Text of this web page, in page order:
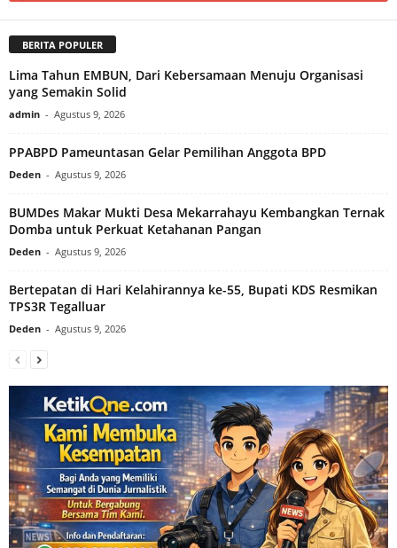
BERITA POPULER
Lima Tahun EMBUN, Dari Kebersamaan Menuju Organisasi
yang Semakin Solid
admin - Agustus 9, 2026
PPABPD Pameuntasan Gelar Pemilihan Anggota BPD
Deden - Agustus 9, 2026
BUMDes Makar Mukti Desa Mekarrahayu Kembangkan Ternak
Domba untuk Perkuat Ketahanan Pangan
Deden - Agustus 9, 2026
Bertepatan di Hari Kelahirannya ke-55, Bupati KDS Resmikan
TPS3R Tegalluar
Deden - Agustus 9, 2026